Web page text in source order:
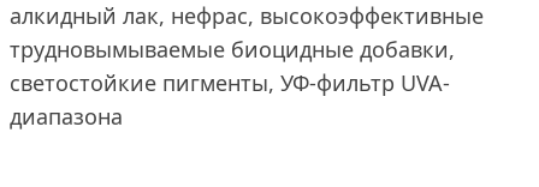
алкидный лак, нефрас, высокоэффективные
трудновымываемые биоцидные добавки,
светостойкие пигменты, УФ-фильтр UVA-
диапазона